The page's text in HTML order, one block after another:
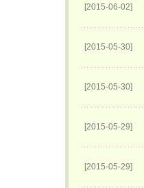
[2015-06-02]
[2015-05-30]
[2015-05-30]
[2015-05-29]
[2015-05-29]